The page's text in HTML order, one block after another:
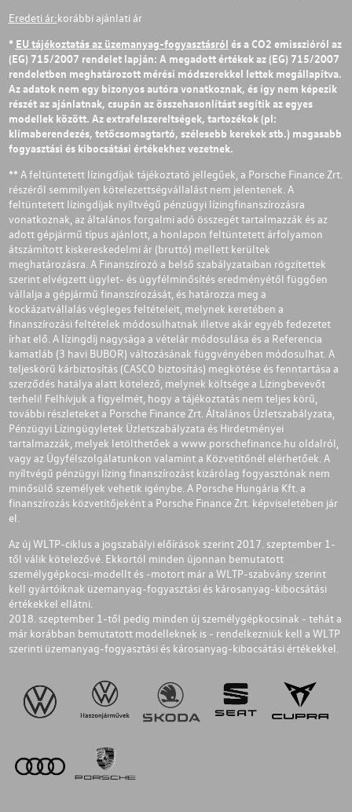
Eredeti ár:korábbi ajánlati ár
* EU tájékoztatás az üzemanyag-fogyasztásról és a CO2 emisszióról az
(EG) 715/2007 rendelet lapján: A megadott értékek az (EG) 715/2007
rendeletben meghatározott mérési módszerekkel lettek megállapítva.
Az adatok nem egy bizonyos autóra vonatkoznak, és így nem képezik
részét az ajánlatnak, csupán az összehasonlítást segítik az egyes
modellek között. Az extrafelszereltségek, tartozékok (pl:
klímaberendezés, tetőcsomagtartó, szélesebb kerekek stb.) magasabb
fogyasztási és kibocsátási értékekhez vezetnek.
** A feltüntetett lízingdíjak tájékoztató jellegűek, a Porsche Finance Zrt.
részéről semmilyen kötelezettségvállalást nem jelentenek. A
feltüntetett lízingdíjak nyíltvégű pénzügyi lízingfinanszírozásra
vonatkoznak, az általános forgalmi adó összegét tartalmazzák és az
adott gépjármű típus ajánlott, a honlapon feltüntetett árfolyamon
átszámított kiskereskedelmi ár (bruttó) mellett kerültek
meghatározásra. A Finanszírozó a belső szabályzataiban rögzítettek
szerint elvégzett ügylet- és ügyfélminősítés eredményétől függően
vállalja a gépjármű finanszírozását, és határozza meg a
kockázatvállalás végleges feltételeit, melynek keretében a
finanszírozási feltételek módosulhatnak illetve akár egyéb fedezetet
írhat elő. A lízingdíj nagysága a vételár módosulása és a Referencia
kamatláb (3 havi BUBOR) változásának függvényében módosulhat. A
teljeskörű kárbiztosítás (CASCO biztosítás) megkötése és fenntartása a
szerződés hatálya alatt kötelező, melynek költsége a Lízingbevevőt
terheli! Felhívjuk a figyelmét, hogy a tájékoztatás nem teljes körű,
további részleteket a Porsche Finance Zrt. Általános Üzletszabályzata,
Pénzügyi Lízingügyletek Üzletszabályzata és Hirdetményei
tartalmazzák, melyek letölthetőek a www.porschefinance.hu oldalról,
vagy az Ügyfélszolgálatunkon valamint a Közvetítőnél elérhetőek. A
nyíltvégű pénzügyi lízing finanszírozást kizárólag fogyasztónak nem
minősülő személyek vehetik igénybe. A Porsche Hungária Kft. a
finanszírozás közvetítőjeként a Porsche Finance Zrt. képviseletében jár
el.
Az új WLTP-ciklus a jogszabályi előírások szerint 2017. szeptember 1-
től válik kötelezővé. Ekkortól minden újonnan bemutatott
személygépkocsi-modellt és -motort már a WLTP-szabvány szerint
kell gyártóiknak üzemanyag-fogyasztási és károsanyag-kibocsátási
értékekkel ellátni.
2018. szeptember 1-től pedig minden új személygépkocsinak - tehát a
már korábban bemutatott modelleknek is - rendelkezniük kell a WLTP
szerinti üzemanyag-fogyasztási és károsanyag-kibocsátási értékekkel.